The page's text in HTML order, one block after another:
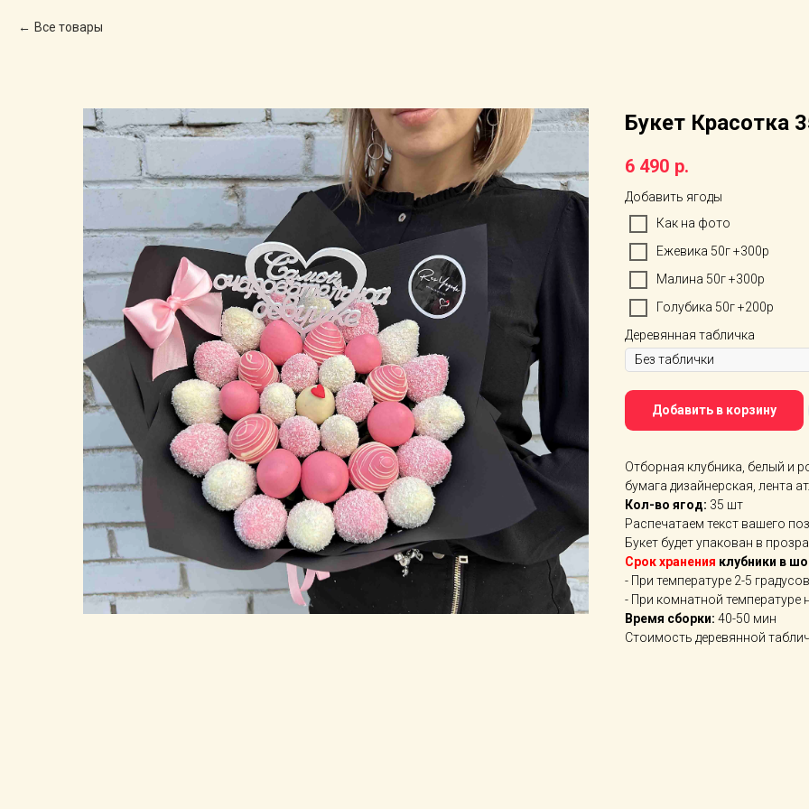
Все товары
Букет Красотка
6 490 р.
Добавить ягоды
Как на фото
Ежевика 50г +300р
Малина 50г +300р
Голубика 50г +200р
Деревянная табличка
Добавить в корзину
Отборная клубника, белый и
бумага дизайнерская, лента
Кол-во ягод: 35 шт
Распечатаем текст вашего
Букет будет упакован в
Срок хранения клубники в
- При температуре 2-5
- При комнатной температуре
Время сборки: 40-50 мин
Стоимость деревянной